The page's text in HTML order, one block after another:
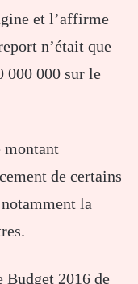
et l’affirme
n’était que
000 000 sur le
montant
de certains
la
Budget 2016 de